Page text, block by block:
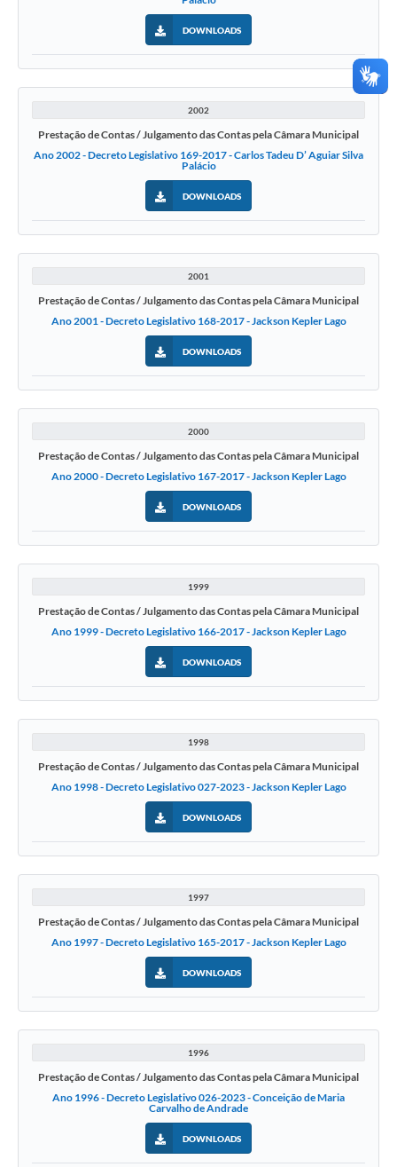
DOWNLOADS
2002
Prestação de Contas / Julgamento das Contas pela Câmara Municipal
Ano 2002 - Decreto Legislativo 169-2017 - Carlos Tadeu D’ Aguiar Silva
Palácio
DOWNLOADS
2001
Prestação de Contas / Julgamento das Contas pela Câmara Municipal
Ano 2001 - Decreto Legislativo 168-2017 - Jackson Kepler Lago
DOWNLOADS
2000
Prestação de Contas / Julgamento das Contas pela Câmara Municipal
Ano 2000 - Decreto Legislativo 167-2017 - Jackson Kepler Lago
DOWNLOADS
1999
Prestação de Contas / Julgamento das Contas pela Câmara Municipal
Ano 1999 - Decreto Legislativo 166-2017 - Jackson Kepler Lago
DOWNLOADS
1998
Prestação de Contas / Julgamento das Contas pela Câmara Municipal
Ano 1998 - Decreto Legislativo 027-2023 - Jackson Kepler Lago
DOWNLOADS
1997
Prestação de Contas / Julgamento das Contas pela Câmara Municipal
Ano 1997 - Decreto Legislativo 165-2017 - Jackson Kepler Lago
DOWNLOADS
1996
Prestação de Contas / Julgamento das Contas pela Câmara Municipal
Ano 1996 - Decreto Legislativo 026-2023 - Conceição de Maria
Carvalho de Andrade
DOWNLOADS